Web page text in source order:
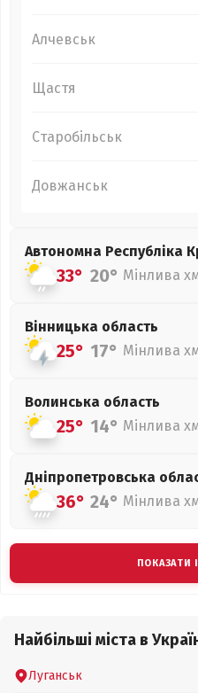
Алчевськ
Щастя
Старобільськ
Довжанськ
Автономна Республіка
33° 20° Мінлива
Вінницька область
25° 17° Мінлива
Волинська область
25° 14° Мінлива
Дніпропетровська
36° 24° Мінлива
ПОКАЗАТИ
Найбільші міста в
Луганськ